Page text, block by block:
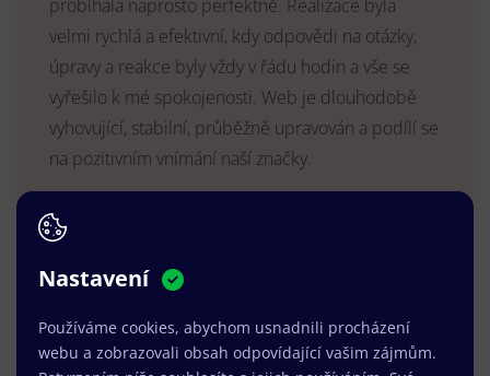
probíhala naprosto perfektně. Realizace byla
velmi rychlá a efektivní, kdy odpovědi na otázky,
úpravy a reakce byly vždy v řádu hodin a vše se
vyřešilo k mé spokojenosti. Web je dlouhodobě
vyhovující, stabilní, průběžně upravován a podílí se
na pozitivním vnímání naší značky.
Nastavení
Používáme cookies, abychom usnadnili procházení
webu a zobrazovali obsah odpovídající vašim zájmům.